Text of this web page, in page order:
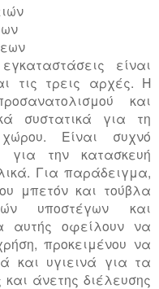
είναι
τις τρεις αρχές. Η
και
συστατικά για τη
Είναι συχνό
για την κατασκευή
Για παράδειγμα,
μπετόν και τούβλα
υποστέγων και
αυτής οφείλουν να
προκειμένου να
και υγιεινά για τα
άνετης διέλευσης